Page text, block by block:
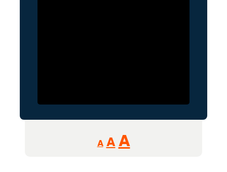
A
Reducir
tamaño
A Restablecer
AAumentar